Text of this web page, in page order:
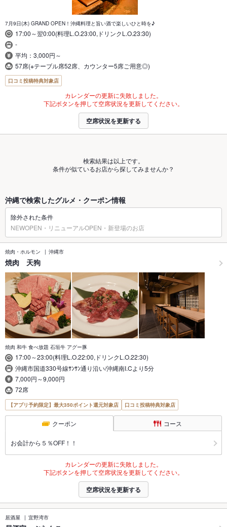
7月9日(木) GRAND OPEN！沖縄料理と旨い酒で楽しいひと時を♪
17:00～翌0:00(料理L.O.23:00,ドリンクL.O.23:30)
-
平均：3,000円～
57席(※テーブル席52席、カウンター5席ご用意◎)
口コミ投稿特典対象店
カレンダーの更新に失敗しました。
下記ボタンを押して空席状況を更新してください。
空席状況を更新する
検索結果は以上です。
条件が似ているお店から探してみませんか？
沖縄で検索したグルメ・クーポン情報
除外された条件
NEWOPEN・リニューアルOPEN・新登場のお店
焼肉・ホルモン 沖縄市
焼肉 天狗
焼肉 和牛 食べ放題 石垣牛 アグー豚
17:00～23:00(料理L.O.22:00,ドリンクL.O.22:30)
沖縄市国道330号線ｻﾝｻﾝ通り沿い/沖縄南I.Cより5分
7,000円～9,000円
72席
【アプリ予約限定】最大350ポイント還元対象店 口コミ投稿特典対象店
クーポン コース
お会計から５％OFF！！
カレンダーの更新に失敗しました。
下記ボタンを押して空席状況を更新してください。
空席状況を更新する
居酒屋 宜野湾市